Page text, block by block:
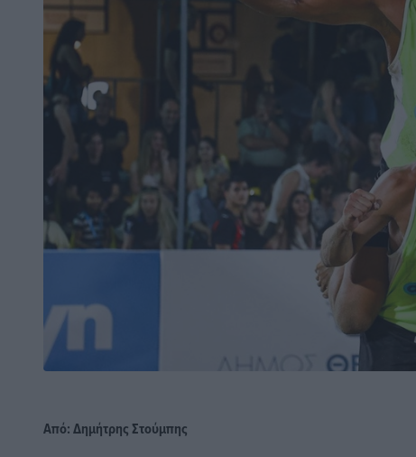
Από:Δημήτρης Στούμπης